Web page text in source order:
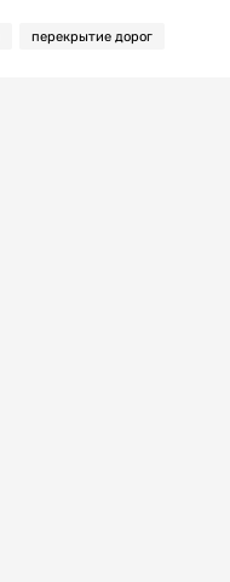
перекрытие дорог